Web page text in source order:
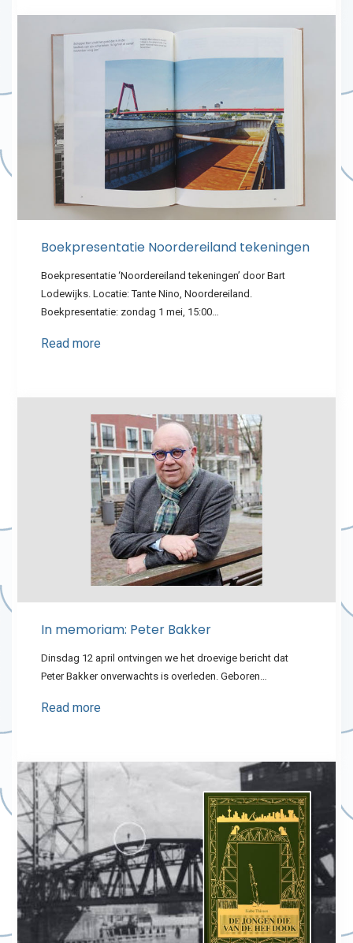
Boekpresentatie Noordereiland tekeningen
Boekpresentatie ‘Noordereiland tekeningen’ door Bart
Lodewijks. Locatie: Tante Nino, Noordereiland.
Boekpresentatie: zondag 1 mei, 15:00…
Read more
In memoriam: Peter Bakker
Dinsdag 12 april ontvingen we het droevige bericht dat
Peter Bakker onverwachts is overleden. Geboren…
Read more